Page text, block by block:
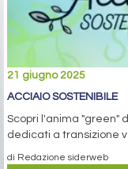
21 giugno 2025
ACCIAIO SOSTENIBILE
Scopri l'anima "green"
dedicati a transizione
di Redazione siderweb